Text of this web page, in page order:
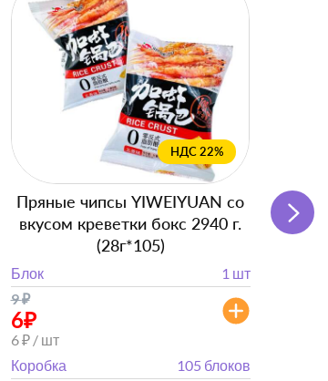
НДС 22%
Пряные чипсы YIWEIYUAN со
вкусом креветки бокс 2940 г.
(28г*105)
Блок
1 шт
9₽
6₽
6 ₽ / шт
Коробка
105 блоков